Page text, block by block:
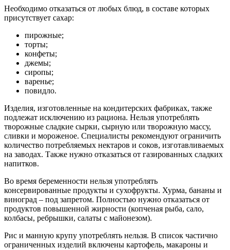
Необходимо отказаться от любых блюд, в составе которых
присутствует сахар:
пирожные;
торты;
конфеты;
джемы;
сиропы;
варенье;
повидло.
Изделия, изготовленные на кондитерских фабриках, также
подлежат исключению из рациона. Нельзя употреблять
творожные сладкие сырки, сырную или творожную массу,
сливки и мороженое. Специалисты рекомендуют ограничить
количество потребляемых нектаров и соков, изготавливаемых
на заводах. Также нужно отказаться от газированных сладких
напитков.
Во время беременности нельзя употреблять
консервированные продукты и сухофрукты. Хурма, бананы и
виноград – под запретом. Полностью нужно отказаться от
продуктов повышенной жирности (копченая рыба, сало,
колбасы, ребрышки, салаты с майонезом).
Рис и манную крупу употреблять нельзя. В список частично
ограниченных изделий включены картофель, макароны и